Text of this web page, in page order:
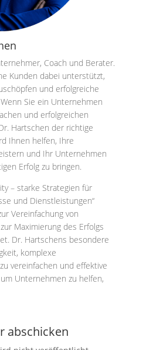
Coach und Berater.
Kunden dabei unterstützt,
und erfolgreiche
Sie ein Unternehmen
und erfolgreichen
Hartschen der richtige
Ihnen helfen, Ihre
und Ihr Unternehmen
Erfolg zu bringen.
– starke Strategien für
und Dienstleistungen“
Vereinfachung von
Maximierung des Erfolgs
Dr. Hartschens besondere
komplexe
vereinfachen und effektive
Unternehmen zu helfen,
abschicken